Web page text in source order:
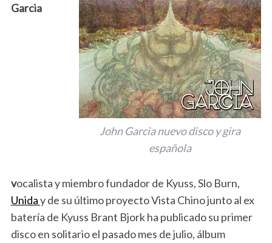
John Garcia nuevo disco y gira
española
Garcia
vocalista y miembro fundador de Kyuss, Slo Burn,
Uniday de su último proyecto Vista Chino junto al ex
batería de Kyuss Brant Bjork ha publicado su primer
disco en solitario el pasado mes de julio, álbum